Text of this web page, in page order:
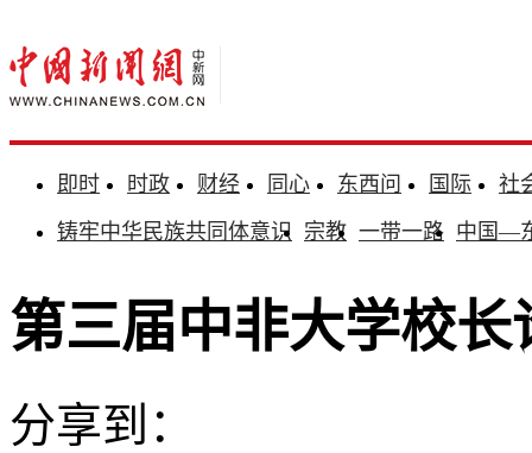
即时 时政 财经 同心 东西问 国际
社
铸牢中华民族共同体意识 宗教 一带一路 中国—
第三届中非大学校
分享到：